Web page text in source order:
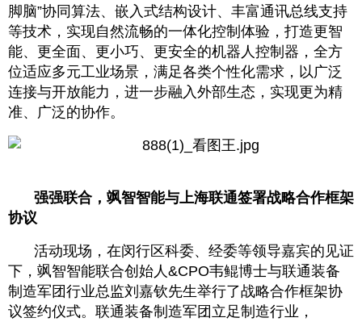
脚脑”协同算法、嵌入式结构设计、丰富通讯总线支持
等技术，实现自然流畅的一体化控制体验，打造更智
能、更全面、更小巧、更安全的机器人控制器，全方
位适应多元工业场景，满足各类个性化需求，以广泛
连接与开放能力，进一步融入外部生态，实现更为精
准、广泛的协作。
强强联合，飒智智能与上海联通签署战略合作框架
协议
活动现场，在闵行区科委、经委等领导嘉宾的见证
下，飒智智能联合创始人&CPO韦鲲博士与联通装备
制造军团行业总监刘嘉钦先生举行了战略合作框架协
议签约仪式。联通装备制造军团立足制造行业，